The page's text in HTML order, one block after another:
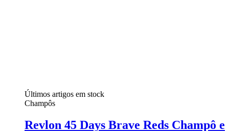
Últimos artigos em stock
Champôs
Revlon 45 Days Brave Reds Champô e